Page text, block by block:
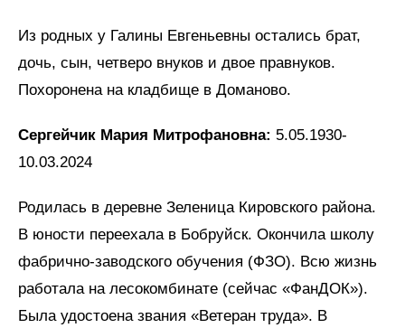
Из родных у Галины Евгеньевны остались брат,
дочь, сын, четверо внуков и двое правнуков.
Похоронена на кладбище в Доманово.
Сергейчик Мария Митрофановна: 5.05.1930-
10.03.2024
Родилась в деревне Зеленица Кировского района.
В юности переехала в Бобруйск. Окончила школу
фабрично-заводского обучения (ФЗО). Всю жизнь
работала на лесокомбинате (сейчас «ФанДОК»).
Была удостоена звания «Ветеран труда». В